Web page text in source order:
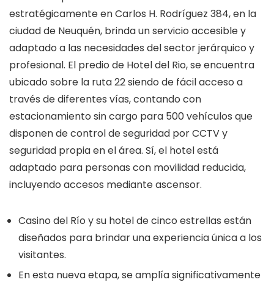
estratégicamente en Carlos H. Rodríguez 384, en la
ciudad de Neuquén, brinda un servicio accesible y
adaptado a las necesidades del sector jerárquico y
profesional. El predio de Hotel del Rio, se encuentra
ubicado sobre la ruta 22 siendo de fácil acceso a
través de diferentes vías, contando con
estacionamiento sin cargo para 500 vehículos que
disponen de control de seguridad por CCTV y
seguridad propia en el área. Sí, el hotel está
adaptado para personas con movilidad reducida,
incluyendo accesos mediante ascensor.
Casino del Río y su hotel de cinco estrellas están
diseñados para brindar una experiencia única a los
visitantes.
En esta nueva etapa, se amplía significativamente